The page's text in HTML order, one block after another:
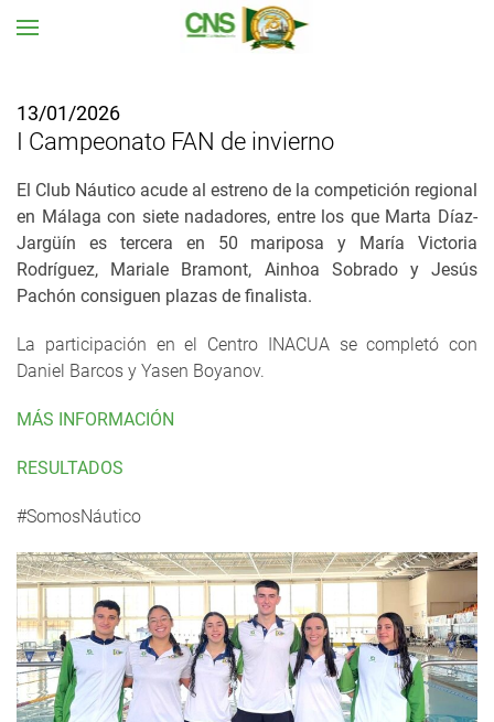
13/01/2026
I Campeonato FAN de invierno
El Club Náutico acude al estreno de la competición regional
en Málaga con siete nadadores, entre los que Marta Díaz-
Jargüín es tercera en 50 mariposa y María Victoria
Rodríguez, Mariale Bramont, Ainhoa Sobrado y Jesús
Pachón consiguen plazas de finalista.
La participación en el Centro INACUA se completó con
Daniel Barcos y Yasen Boyanov.
MÁS INFORMACIÓN
RESULTADOS
#SomosNáutico